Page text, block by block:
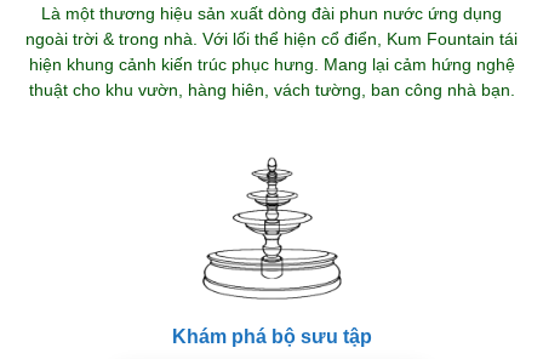
Là một thương hiệu sản xuất dòng đài phun nước ứng dụng
ngoài trời & trong nhà. Với lối thể hiện cổ điển, Kum Fountain tái
hiện khung cảnh kiến trúc phục hưng. Mang lại cảm hứng nghệ
thuật cho khu vườn, hàng hiên, vách tường, ban công nhà bạn.
Khám phá bộ sưu tập